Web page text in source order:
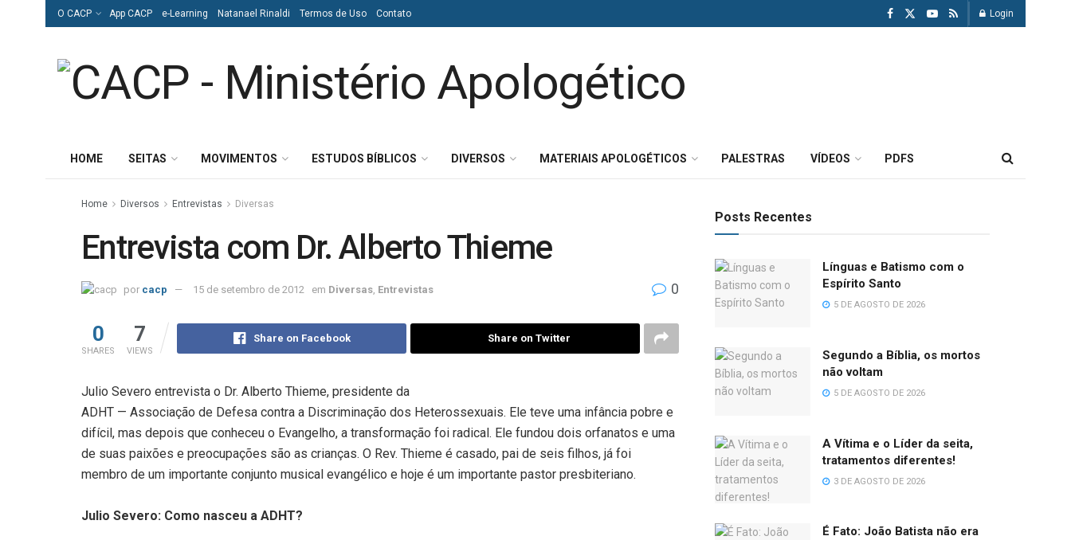
O CACP App CACP e-Learning Natanael Rinaldi Termos de Uso Contato Login
HOME SEITAS MOVIMENTOS ESTUDOS BÍBLICOS DIVERSOS MATERIAIS APOLOGÉTICOS PALESTRAS VÍDEOS PDFS
Home Diversos Entrevistas Diversas
Entrevista com Dr. Alberto Thieme
por cacp 15 de setembro de 2012 em Diversas Entrevistas 0
0
SHARES
7
VIEWS
Share on Facebook Share on Twitter
Julio Severo entrevista o Dr. Alberto Thieme, presidente da
ADHT — Associação de Defesa contra a Discriminação dos Heterossexuais. Ele teve uma infância pobre e
difícil, mas depois que conheceu o Evangelho, a transformação foi radical. Ele fundou dois orfanatos e uma
de suas paixões e preocupações são as crianças. O Rev. Thieme é casado, pai de seis filhos, já foi
membro de um importante conjunto musical evangélico e hoje é um importante pastor presbiteriano.
Julio Severo: Como nasceu a ADHT?
Posts Recentes
Línguas e Batismo com o
Espírito Santo
5 DE AGOSTO DE 2026
Segundo a Bíblia, os mortos
não voltam
5 DE AGOSTO DE 2026
A Vítima e o Líder da seita,
tratamentos diferentes!
3 DE AGOSTO DE 2026
É Fato: João Batista não era